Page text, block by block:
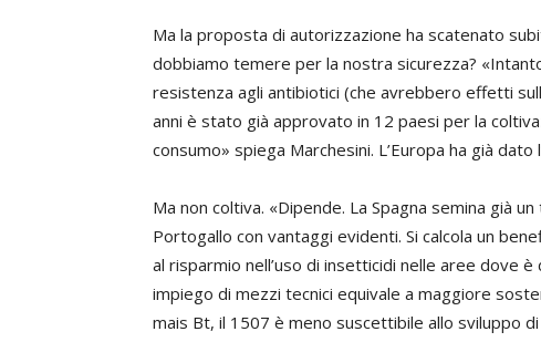
Ma la proposta di autorizzazione ha scatenato
dobbiamo temere per la nostra sicurezza?
resistenza agli antibiotici (che avrebbero effetti
anni è stato già approvato in 12 paesi per la
consumo» spiega Marchesini. L’Europa ha già dato
Ma non coltiva. «Dipende. La Spagna semina già
Portogallo con vantaggi evidenti. Si calcola un
al risparmio nell’uso di insetticidi nelle aree dove
impiego di mezzi tecnici equivale a maggiore
mais Bt, il 1507 è meno suscettibile allo sviluppo